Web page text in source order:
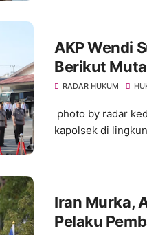
AKP Wendi
Berikut
RADAR HUKUM
photo by radar
kapolsek di
Iran Murka,
Pelaku